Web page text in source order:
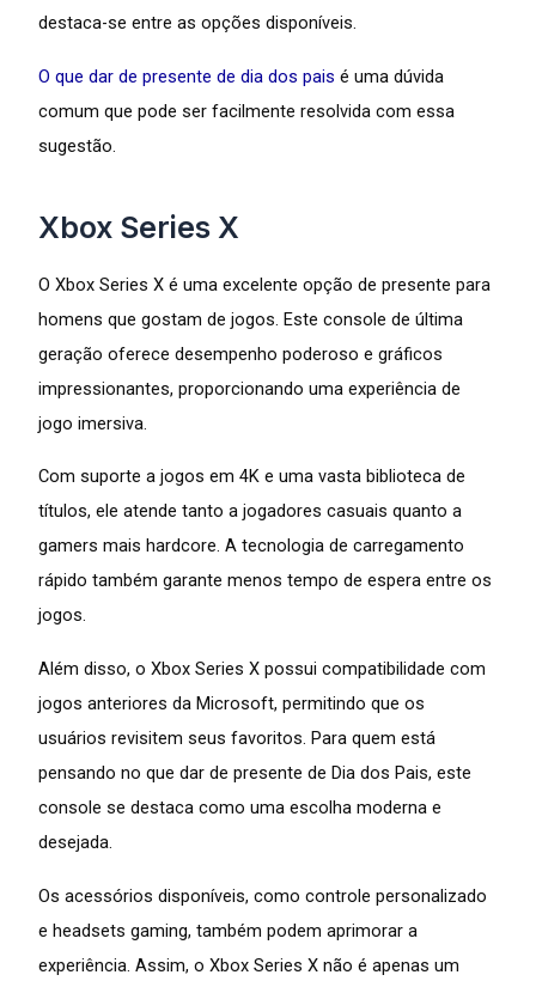
destaca-se entre as opções disponíveis.
O que dar de presente de dia dos pais é uma dúvida
comum que pode ser facilmente resolvida com essa
sugestão.
Xbox Series X
O Xbox Series X é uma excelente opção de presente para
homens que gostam de jogos. Este console de última
geração oferece desempenho poderoso e gráficos
impressionantes, proporcionando uma experiência de
jogo imersiva.
Com suporte a jogos em 4K e uma vasta biblioteca de
títulos, ele atende tanto a jogadores casuais quanto a
gamers mais hardcore. A tecnologia de carregamento
rápido também garante menos tempo de espera entre os
jogos.
Além disso, o Xbox Series X possui compatibilidade com
jogos anteriores da Microsoft, permitindo que os
usuários revisitem seus favoritos. Para quem está
pensando no que dar de presente de Dia dos Pais, este
console se destaca como uma escolha moderna e
desejada.
Os acessórios disponíveis, como controle personalizado
e headsets gaming, também podem aprimorar a
experiência. Assim, o Xbox Series X não é apenas um